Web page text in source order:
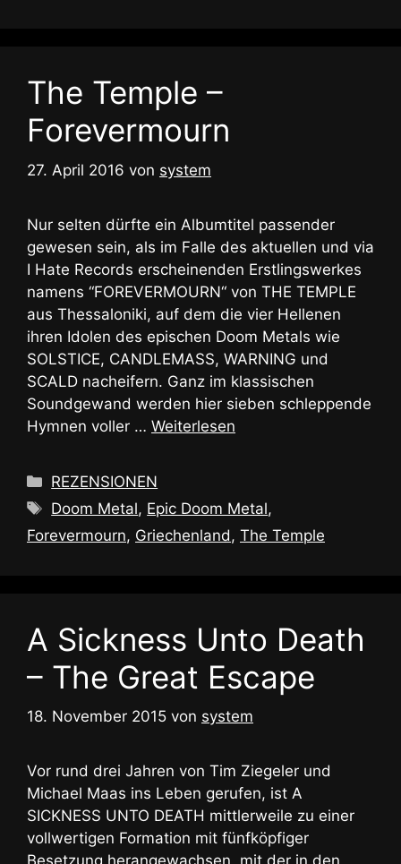
The Temple –
Forevermourn
27. April 2016 von system
Nur selten dürfte ein Albumtitel passender
gewesen sein, als im Falle des aktuellen und via
I Hate Records erscheinenden Erstlingswerkes
namens “FOREVERMOURN“ von THE TEMPLE
aus Thessaloniki, auf dem die vier Hellenen
ihren Idolen des epischen Doom Metals wie
SOLSTICE, CANDLEMASS, WARNING und
SCALD nacheifern. Ganz im klassischen
Soundgewand werden hier sieben schleppende
Hymnen voller … Weiterlesen
Kategorien
REZENSIONEN
Schlagwörter
Doom Metal, Epic Doom Metal,
Forevermourn, Griechenland, The Temple
A Sickness Unto Death
– The Great Escape
18. November 2015 von system
Vor rund drei Jahren von Tim Ziegeler und
Michael Maas ins Leben gerufen, ist A
SICKNESS UNTO DEATH mittlerweile zu einer
vollwertigen Formation mit fünfköpfiger